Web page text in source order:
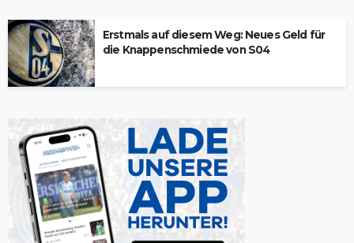
Erstmals auf diesem Weg: Neues Geld für
die Knappenschmiede von S04